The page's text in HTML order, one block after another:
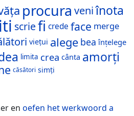
procura veniînota
scriefi crede face merge
viețui alege bea înțelege
limita crea cânta amorți
căsători simți
en oefen het werkwoord a